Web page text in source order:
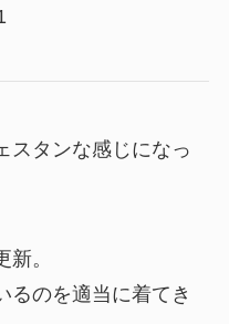
スタンな感じになっ
。
るのを適当に着てき